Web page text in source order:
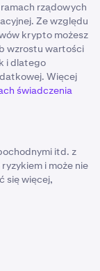
rządowych
Ze względu
krypto możesz
wzrostu wartości
i dlatego
Więcej
świadczenia
itd. z
i może nie
się więcej,